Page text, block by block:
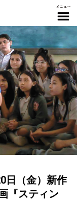
日（金）新作
『スティン